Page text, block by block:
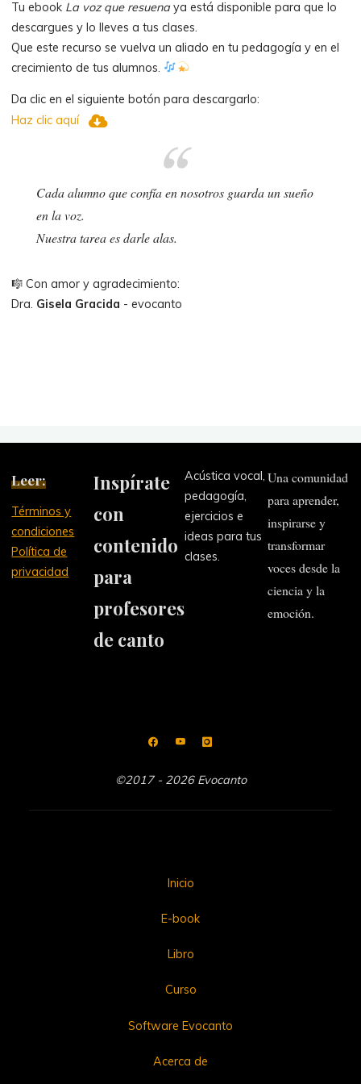
Tu ebook La voz que resuenaya está disponible para que lo
descargues y lo lleves a tus clases.
Que este recurso se vuelva un aliado en tu pedagogía y en el
crecimiento de tus alumnos.
Da clic en el siguiente botón para descargarlo:
Haz clic aquí
Cada alumno que confía en nosotros guarda un sueño
en la voz.
Nuestra tarea es darle alas.
🎼 Con amor y agradecimiento:
Dra. Gisela Gracida - evocanto
Leer:
Términos y
condiciones
Política de
privacidad
Inspírate
con
contenido
para
profesores
de canto
Acústica vocal,
pedagogía,
ejercicios e
ideas para tus
clases.
Una comunidad
para aprender,
inspirarse y
transformar
voces desde la
ciencia y la
emoción.
©2017 - 2026 Evocanto
Inicio
E-book
Libro
Curso
Software Evocanto
Acerca de